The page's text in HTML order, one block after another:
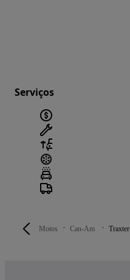
Motos Can-Am Traxter
Serviços